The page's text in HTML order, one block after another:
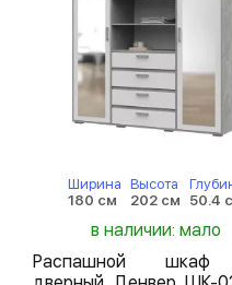
Ширина
180 см
Высота
202 см
50.4
в наличии: мало
Распашной